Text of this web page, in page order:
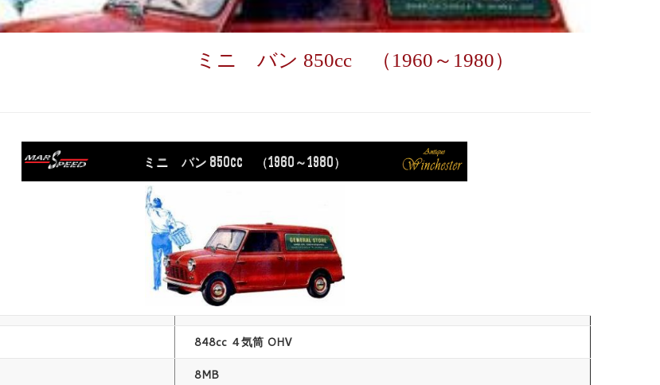
ミニ バン 850cc （1960～1980）
ミニ バン 850cc （1960～1980）
848cc ４気筒 OHV
8MB